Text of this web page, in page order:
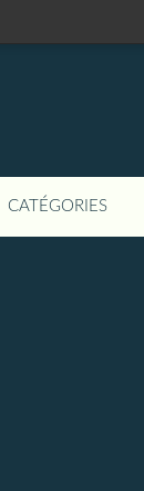
CATÉGORIES